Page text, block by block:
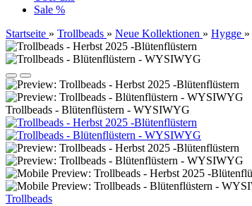
Sale %
Startseite » Trollbeads » Neue Kollektionen » Hygge »
Trollbeads - Blütenflüstern - WYSIWYG
Trollbeads